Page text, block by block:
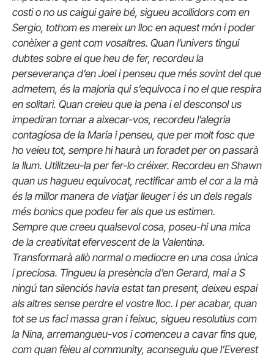
costi o no us caigui gaire bé, sigueu acollidors com en
Sergio, tothom es mereix un lloc en aquest món i poder
conèixer a gent com vosaltres. Quan l’univers tingui
dubtes sobre el que heu de fer, recordeu la
perseverança d’en Joel i penseu que més sovint del que
admetem, és la majoria qui s’equivoca i no el que respira
en solitari. Quan creieu que la pena i el desconsol us
impediran tornar a aixecar-vos, recordeu l’alegria
contagiosa de la Maria i penseu, que per molt fosc que
ho veieu tot, sempre hi haurà un foradet per on passarà
la llum. Utilitzeu-la per fer-lo créixer. Recordeu en Shawn
quan us hagueu equivocat, rectificar amb el cor a la mà
és la millor manera de viatjar lleuger i és un dels regals
més bonics que podeu fer als que us estimen.
Sempre que creeu qualsevol cosa, poseu-hi una mica
de la creativitat efervescent de la Valentina.
Transformarà allò normal o mediocre en una cosa única
i preciosa. Tingueu la presència d’en Gerard, mai a S
ningú tan silenciós havia estat tan present, deixeu espai
als altres sense perdre el vostre lloc. I per acabar, quan
tot se us faci massa gran i feixuc, sigueu resolutius com
la Nina, arremangueu-vos i comenceu a cavar fins que,
com quan fèieu al community, aconseguiu que l’Everest